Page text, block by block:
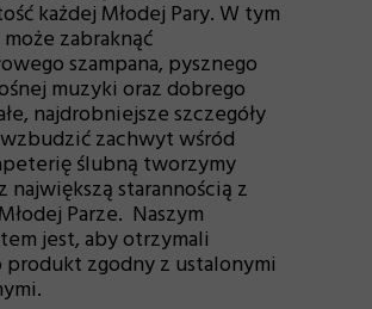
każdej Młodej Pary. W tym
zabraknąć
szampana, pysznego
muzyki oraz dobrego
najdrobniejsze szczegóły
zachwyt wśród
ślubną tworzymy
największą starannością z
Parze. Naszym
jest, aby otrzymali
produkt zgodny z ustalonymi